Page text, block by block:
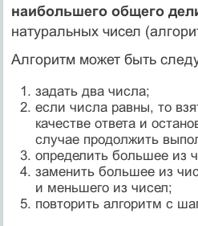
наибольшего общего
натуральных чисел
Алгоритм может быть
задать два числа;
если числа равны, то
качестве ответа и
случае продолжить
определить большее из
заменить большее из
и меньшего из чисел;
повторить алгоритм с